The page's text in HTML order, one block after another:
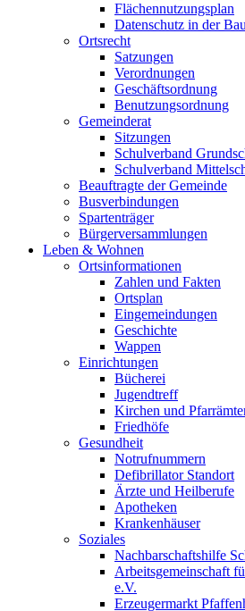
Flächennutzungsplan
Datenschutz in der
Ortsrecht
Satzungen
Verordnungen
Geschäftsordnung
Benutzungsordnung
Gemeinderat
Sitzungen
Schulverband
Schulverband
Beauftragte der Gemeinde
Busverbindungen
Spartenträger
Bürgerversammlungen
Leben & Wohnen
Ortsinformationen
Zahlen und Fakten
Ortsplan
Eingemeindungen
Geschichte
Wappen
Einrichtungen
Bücherei
Jugendtreff
Kirchen und
Friedhöfe
Gesundheit
Notrufnummern
Defibrillator Standort
Ärzte und Heilberufe
Apotheken
Krankenhäuser
Soziales
Nachbarschaftshilfe
Arbeitsgemeinschaft
e.V.
Erzeugermarkt